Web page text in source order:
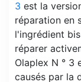
3 est la
réparation en
l'ingrédient
réparer
Olaplex N ° 3
causés par la